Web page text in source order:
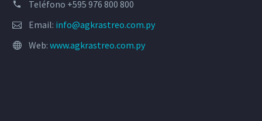
Teléfono +595 976 800 800
Email: info@agkrastreo.com.py
Web: www.agkrastreo.com.py